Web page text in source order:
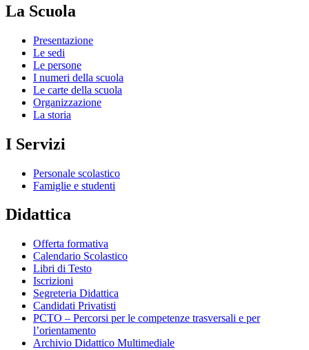
La Scuola
Presentazione
Le sedi
Le persone
I numeri della scuola
Le carte della scuola
Organizzazione
La storia
I Servizi
Personale scolastico
Famiglie e studenti
Didattica
Offerta formativa
Calendario Scolastico
Libri di Testo
Iscrizioni
Segreteria Didattica
Candidati Privatisti
PCTO – Percorsi per le competenze trasversali e per
l’orientamento
Archivio Didattico Multimediale